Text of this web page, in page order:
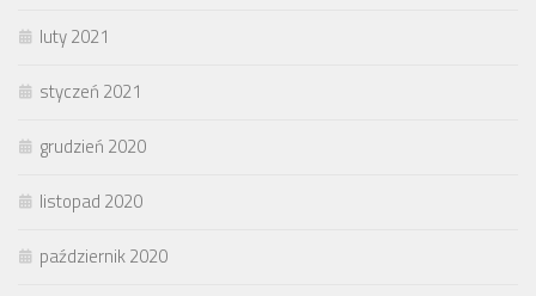
luty 2021
styczeń 2021
grudzień 2020
listopad 2020
październik 2020